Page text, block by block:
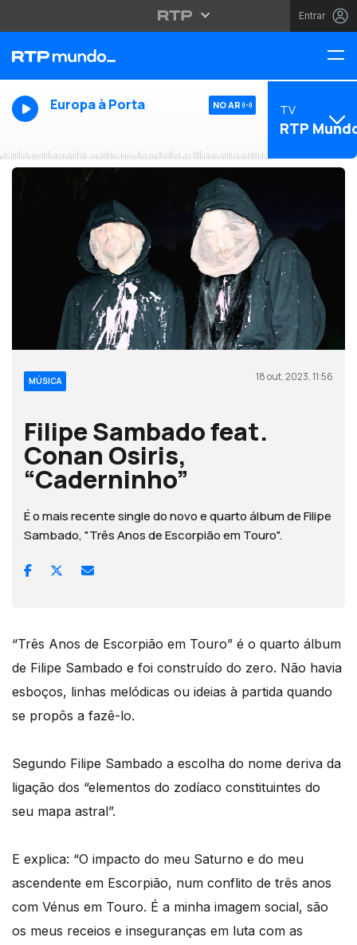
Entrar
Europa à Porta NO AR TV
RTP
MÚSICA 18 out, 2023, 11:56
Filipe Sambado feat.
Conan Osiris,
“Caderninho”
É o mais recente single do novo e quarto álbum de Filipe
Sambado, "Três Anos de Escorpião em Touro".
“Três Anos de Escorpião em Touro” é o quarto álbum
de Filipe Sambado e foi construído do zero. Não havia
esboços, linhas melódicas ou ideias à partida quando
se propôs a fazê-lo.
Segundo Filipe Sambado a escolha do nome deriva da
ligação dos “elementos do zodíaco constituintes do
seu mapa astral”.
E explica: “O impacto do meu Saturno e do meu
ascendente em Escorpião, num conflito de três anos
com Vénus em Touro. É a minha imagem social, são
os meus receios e inseguranças em luta com as